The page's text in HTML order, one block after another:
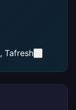
, Tafresh